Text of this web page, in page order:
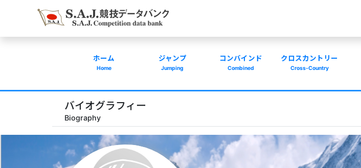
ホーム
Home
ジャンプ
Jumping
コンバインド
Combined
クロスカントリー
Cross-Country
バイオグラフィー
Biography